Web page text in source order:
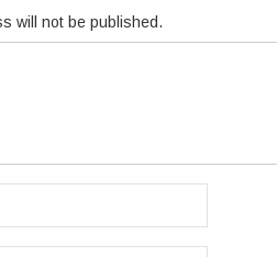
will not be published.